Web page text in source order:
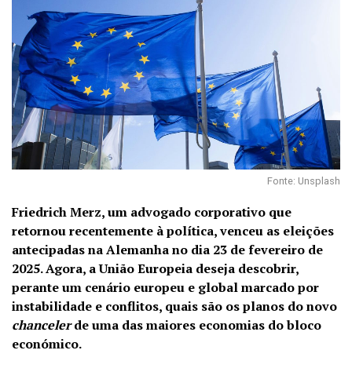
Fonte: Unsplash
Friedrich Merz, um advogado corporativo que
retornou recentemente à política, venceu as eleições
antecipadas na Alemanha no dia 23 de fevereiro de
2025. Agora, a União Europeia deseja descobrir,
perante um cenário europeu e global marcado por
instabilidade e conflitos, quais são os planos do novo
chancelerde uma das maiores economias do bloco
económico.